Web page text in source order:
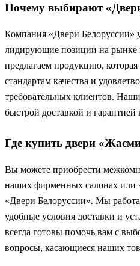
Почему выбирают
Компания «Двери Белоруссии»
лидирующие позиции на
предлагаем продукцию, которая
стандартам качества и
требовательных клиентов.
быстрой доставкой и гарантией
Где купить двери
Вы можете приобрести
наших фирменных салонах или
«Двери Белоруссии». Мы
удобные условия доставки и
всегда готовы помочь вам с
вопросы, касающиеся наших